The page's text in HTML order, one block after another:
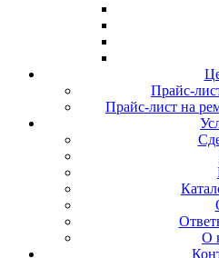
Прайс-
Прайс-лист на
О